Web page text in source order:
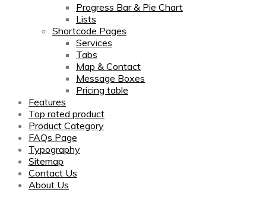
Progress Bar & Pie Chart
Lists
Shortcode Pages
Services
Tabs
Map & Contact
Message Boxes
Pricing table
Features
Top rated product
Product Category
FAQs Page
Typography
Sitemap
Contact Us
About Us